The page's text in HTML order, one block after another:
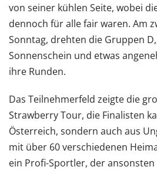
von seiner kühlen Seite, wobei
dennoch für alle fair waren. Am
Sonntag, drehten die Gruppen D,
Sonnenschein und etwas
ihre Runden.
Das Teilnehmerfeld zeigte die
Strawberry Tour, die Finalisten
Österreich, sondern auch aus
mit über 60 verschiedenen
ein Profi-Sportler, der